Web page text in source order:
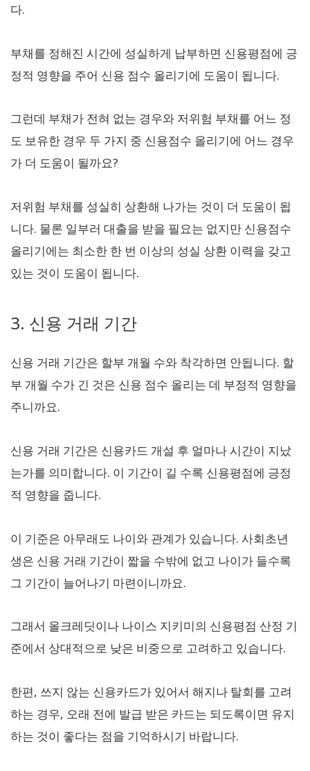
다.
부채를 정해진 시간에 성실하게 납부하면 신용평점에 긍
정적 영향을 주어 신용 점수 올리기에 도움이 됩니다.
그런데 부채가 전혀 없는 경우와 저위험 부채를 어느 정
도 보유한 경우 두 가지 중 신용점수 올리기에 어느 경우
가 더 도움이 될까요?
저위험 부채를 성실히 상환해 나가는 것이 더 도움이 됩
니다. 물론 일부러 대출을 받을 필요는 없지만 신용점수
올리기에는 최소한 한 번 이상의 성실 상환 이력을 갖고
있는 것이 도움이 됩니다.
3. 신용 거래 기간
신용 거래 기간은 할부 개월 수와 착각하면 안됩니다. 할
부 개월 수가 긴 것은 신용 점수 올리는 데 부정적 영향을
주니까요.
신용 거래 기간은 신용카드 개설 후 얼마나 시간이 지났
는가를 의미합니다. 이 기간이 길 수록 신용평점에 긍정
적 영향을 줍니다.
이 기준은 아무래도 나이와 관계가 있습니다. 사회초년
생은 신용 거래 기간이 짧을 수밖에 없고 나이가 들수록
그 기간이 늘어나기 마련이니까요.
그래서 올크레딧이나 나이스 지키미의 신용평점 산정 기
준에서 상대적으로 낮은 비중으로 고려하고 있습니다.
한편, 쓰지 않는 신용카드가 있어서 해지나 탈회를 고려
하는 경우, 오래 전에 발급 받은 카드는 되도록이면 유지
하는 것이 좋다는 점을 기억하시기 바랍니다.